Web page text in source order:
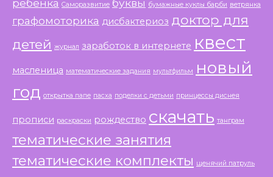
ребенка Саморазвитие буквы бумажные куклы барби ветрянка
графомоторика дисбактериоз доктор для
детей журнал заработок в интернете квест
масленица математические задания мультфильм
новый
год открытка папе пасха поделки с детьми принцессы диснея
прописи раскраски рождество скачать танграм
тематические занятия
тематические комплекты щенячий патруль